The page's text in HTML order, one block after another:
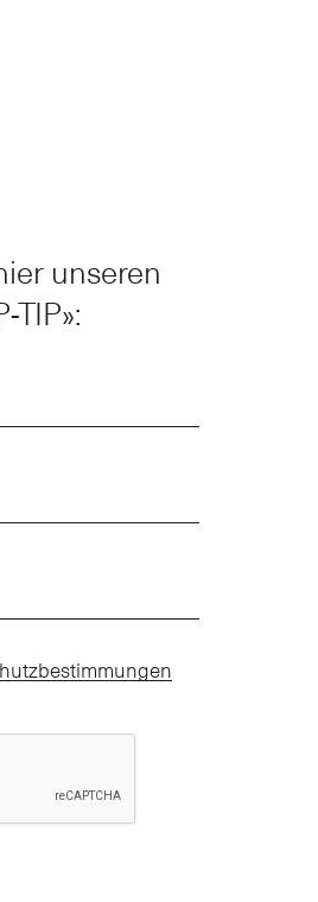
unseren
TIP»: